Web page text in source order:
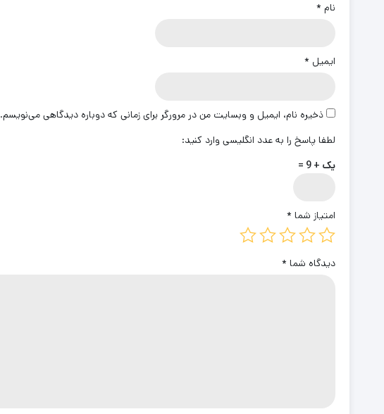
نام *
ایمیل *
ذخیره نام، ایمیل و وبسایت من در مرورگر برای زمانی که دوباره دیدگاهی می‌نویسم.
لطفا پاسخ را به عدد انگلیسی وارد کنید:
یک + 9 =
امتیاز شما *
دیدگاه شما *